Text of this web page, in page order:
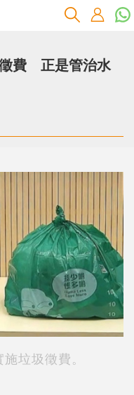
費 正是管治水
垃圾徵費。